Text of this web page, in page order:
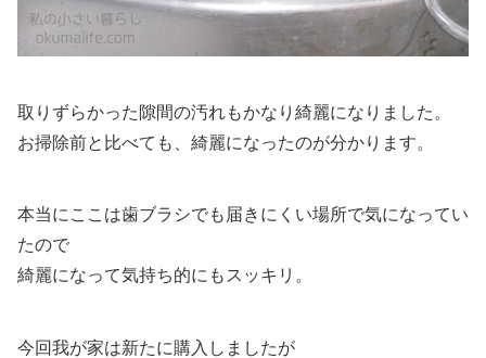
取りずらかった隙間の汚れもかなり綺麗になりました。
お掃除前と比べても、綺麗になったのが分かります。
本当にここは歯ブラシでも届きにくい場所で気になってい
たので
綺麗になって気持ち的にもスッキリ。
今回我が家は新たに購入しましたが